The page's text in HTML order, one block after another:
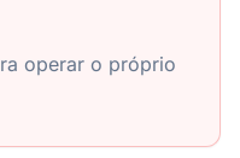
operar o próprio